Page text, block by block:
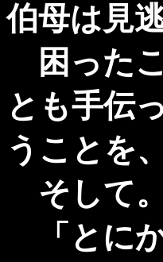
伯母は見
困った
とも手伝
うことを
そして。
「とに